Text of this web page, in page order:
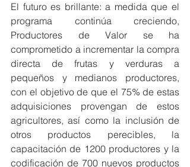
El futuro es brillante: a medida que el
programa continúa creciendo,
Productores de Valor se ha
comprometido a incrementar la compra
directa de frutas y verduras a
pequeños y medianos productores,
con el objetivo de que el 75% de estas
adquisiciones provengan de estos
agricultores, así como la inclusión de
otros productos perecibles, la
capacitación de 1200 productores y la
codificación de 700 nuevos productos